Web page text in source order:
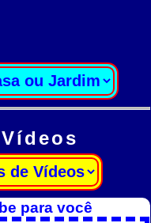
para você